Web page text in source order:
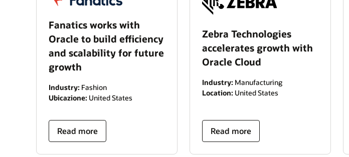
Fanatics works with
Oracle to build efficiency
and scalability for future
growth
Industry: Fashion
Ubicazione: United States
Read more
Zebra Technologies
accelerates growth with
Oracle Cloud
Industry: Manufacturing
Location: United States
Read more